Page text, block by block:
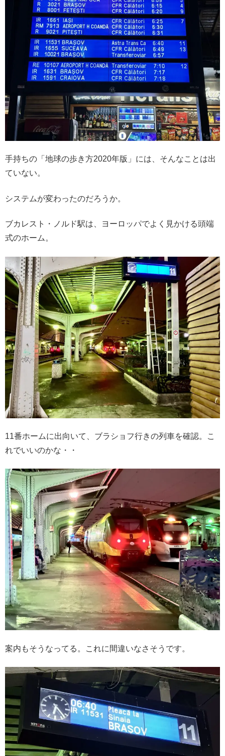
手持ちの「地球の歩き方2020年版」には、そんなことは出
ていない。
システムが変わったのだろうか。
ブカレスト・ノルド駅は、ヨーロッパでよく見かける頭端
式のホーム。
11番ホームに出向いて、ブラショフ行きの列車を確認。こ
れでいいのかな・・
案内もそうなってる。これに間違いなさそうです。